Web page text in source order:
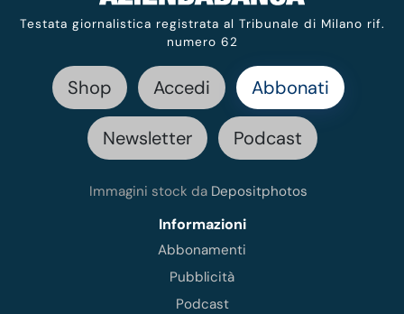
Testata giornalistica registrata al Tribunale di Milano rif.
numero 62
Shop Accedi Abbonati
Newsletter Podcast
Immagini stock da Depositphotos
Informazioni
Abbonamenti
Pubblicità
Podcast